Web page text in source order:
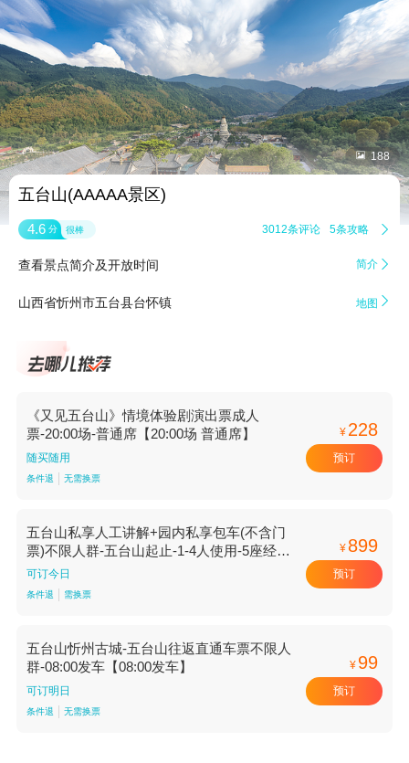
 188
五台山(AAAAA景区)
4.6 分 很棒 3012条评论 5条攻略 
查看景点简介及开放时间 简介 
山西省忻州市五台县台怀镇 地图 
《又见五台山》情境体验剧演出票成人
票-20:00场-普通席【20:00场 普通席】
随买随用
条件退 无需换票
¥ 228
预订
五台山私享人工讲解+园内私享包车(不含门
票)不限人群-五台山起止-1-4人使用-5座经济
型【五台山起止 5座经济型 1-4人使用】
可订今日
条件退 需换票
¥ 899
预订
五台山忻州古城-五台山往返直通车票不限人
群-08:00发车【08:00发车】
可订明日
条件退 无需换票
¥ 99
预订
